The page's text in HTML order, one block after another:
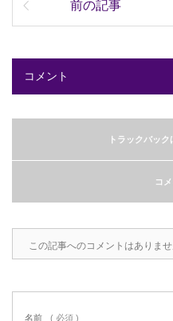
前の記事
コメント
トラックバック
コ
この記事へのコメントはありませ
名前 ( 必須 )